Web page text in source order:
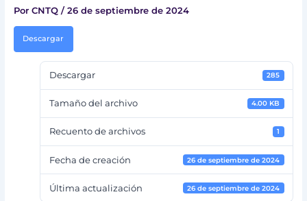
Por CNTQ / 26 de septiembre de 2024
Descargar
Descargar 285
Tamaño del archivo 4.00 KB
Recuento de archivos 1
Fecha de creación 26 de septiembre de 2024
Última actualización 26 de septiembre de 2024